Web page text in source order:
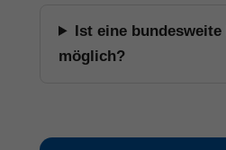
Ist eine
möglich?